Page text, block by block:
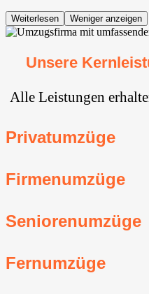
Weiterlesen Weniger anzeigen
Unsere
Alle Leistungen
Privatumzüge
Firmenumzüge
Seniorenumzüge
Fernumzüge